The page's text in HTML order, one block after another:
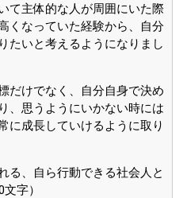
て主体的な人が周囲にいた際
くなっていた経験から、自分
たいと考えるようになりまし
だけでなく、自分自身で決め
、思うようにいかない時には
に成長していけるように取り
る、自ら行動できる社会人と
字）